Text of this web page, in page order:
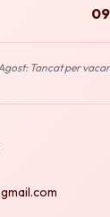
Tancat per